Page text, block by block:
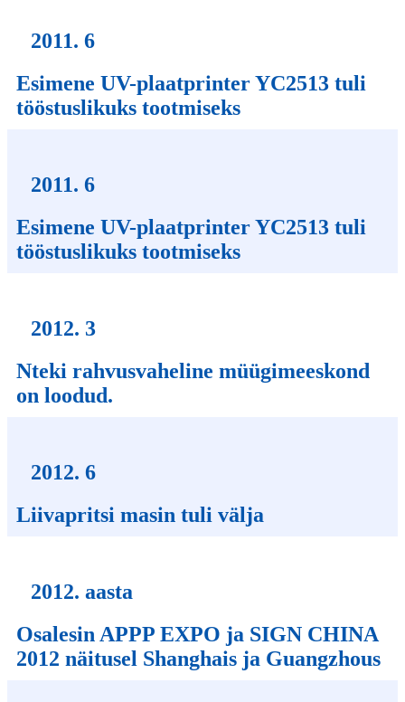
2011. 6
Esimene UV-plaatprinter YC2513 tuli
tööstuslikuks tootmiseks
2011. 6
Esimene UV-plaatprinter YC2513 tuli
tööstuslikuks tootmiseks
2012. 3
Nteki rahvusvaheline müügimeeskond
on loodud.
2012. 6
Liivapritsi masin tuli välja
2012. aasta
Osalesin APPP EXPO ja SIGN CHINA
2012 näitusel Shanghais ja Guangzhous